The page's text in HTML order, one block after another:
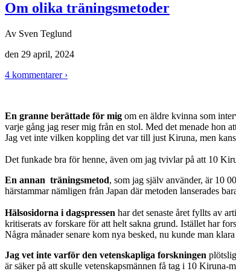
Om olika träningsmetoder
Av Sven Teglund
den 29 april, 2024
4 kommentarer ›
En granne berättade för mig om en äldre kvinna som
varje gång jag reser mig från en stol. Med det menade hon
Jag vet inte vilken koppling det var till just Kiruna, men
Det funkade bra för henne, även om jag tvivlar på att 10
En annan träningsmetod, som jag själv använder, är 10
härstammar nämligen från Japan där metoden lanserades
Hälsosidorna i dagspressen har det senaste året fyllts av
kritiserats av forskare för att helt sakna grund. Istället har
Några månader senare kom nya besked, nu kunde man
Jag vet inte varför den vetenskapliga forskningen
är säker på att skulle vetenskapsmännen få tag i 10